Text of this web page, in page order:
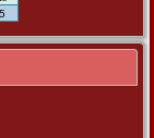
5